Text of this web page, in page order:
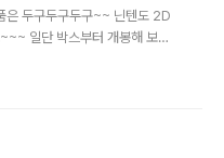
11,300엔+세금으로 발매가 된
만나 보실 수 있습니다. 플레
은 두구두구두구~~ 닌텐도 2D
일단 박스부터 개봉해 보도
이라 왕가의 방패에 영감을 얻
카리나 3D를 동봉해 주고 있는